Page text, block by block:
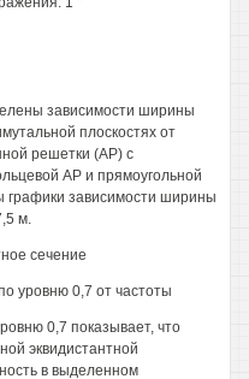
зависимости ширины
плоскостях от
решетки (АР) с
АР и прямоугольной
графики зависимости ширины
м.
сечение
уровню 0,7 от частоты
0,7 показывает, что
эквидистантной
в выделенном